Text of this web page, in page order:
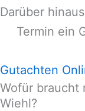
Darüber
Termin ein
Gutachten
Wofür braucht
Wiehl?